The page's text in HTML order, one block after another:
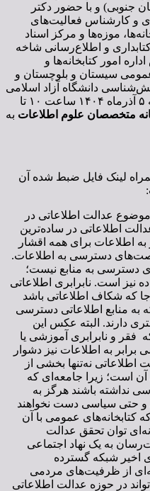
جنوبی) و با حضور دکتر
و کارشناس فعالیت‌های
موزه‌ها و مرکز اسناد
و اطلاع‌رسانی شاخه
امور کتابخانه‌ها و
سیستان و بلوچستان و
دانشگاه آزاد اسلامی
واحد تهران شمال) در روز چهارشنبه ۵ آذرماه ۱۴۰۴ ساعت ۱۰ تا
متخصصان علوم اطلاعات به
لینک فایل ضبط شده آن
عدالت اطلاعاتی در
اطلاعاتی در ساده‌ترین
اطلاعات برای همه اقشار
دسترسی به اطلاعات.
دسترسی به منابع نیست؛
نیز است. نابرابری اطلاعاتی
جا که شکاف اطلاعاتی باشد
منابع اطلاعاتی دسترسی
دارند. البته عکس این
و نابرابری آموزشی یا
برابر به اطلاعات نیز دشوار
اطلاعاتی نه‌تنها بخشی از
آن است؛ زیرا جامعه‌ای که
نداشته باشند هرگز به
و حتی سیاسی دست نخواهند
کتابخانه‌های عمومی با آن
توان تحقق عدالت
به یک نهاد اجتماعی
اخیر شبکه گسترده
از ظرفیت‌های مردمی
در حوزه عدالت اطلاعاتی